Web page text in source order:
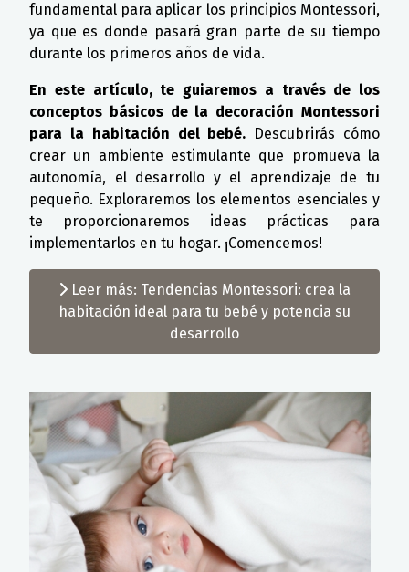
fundamental para aplicar los principios Montessori,
ya que es donde pasará gran parte de su tiempo
durante los primeros años de vida.
En este artículo, te guiaremos a través de los
conceptos básicos de la decoración Montessori
para la habitación del bebé. Descubrirás cómo
crear un ambiente estimulante que promueva la
autonomía, el desarrollo y el aprendizaje de tu
pequeño. Exploraremos los elementos esenciales y
te proporcionaremos ideas prácticas para
implementarlos en tu hogar. ¡Comencemos!
Leer más: Tendencias Montessori: crea la
habitación ideal para tu bebé y potencia su
desarrollo